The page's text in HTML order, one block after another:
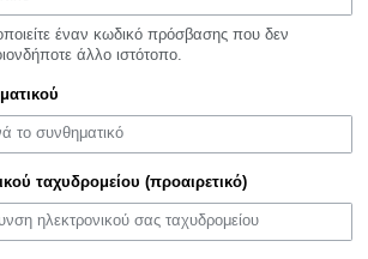
έναν κωδικό πρόσβασης που δεν
άλλο ιστότοπο.
ταχυδρομείου (προαιρετικό)